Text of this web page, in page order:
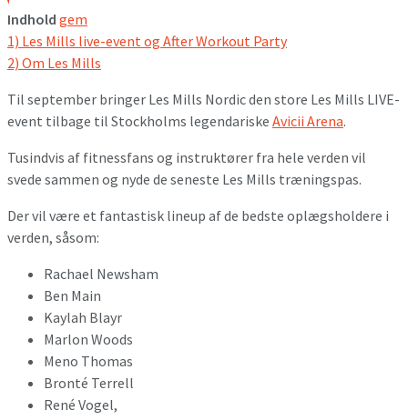
Indhold gem
1) Les Mills live-event og After Workout Party
2) Om Les Mills
Til september bringer Les Mills Nordic den store Les Mills LIVE-
event tilbage til Stockholms legendariske Avicii Arena.
Tusindvis af fitnessfans og instruktører fra hele verden vil
svede sammen og nyde de seneste Les Mills træningspas.
Der vil være et fantastisk lineup af de bedste oplægsholdere i
verden, såsom:
Rachael Newsham
Ben Main
Kaylah Blayr
Marlon Woods
Meno Thomas
Bronté Terrell
René Vogel,